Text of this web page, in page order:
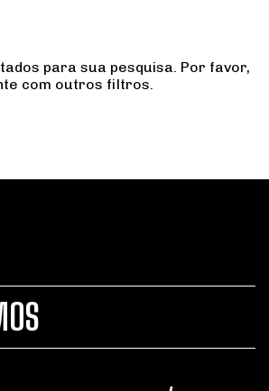
para sua pesquisa. Por favor,
com outros filtros.